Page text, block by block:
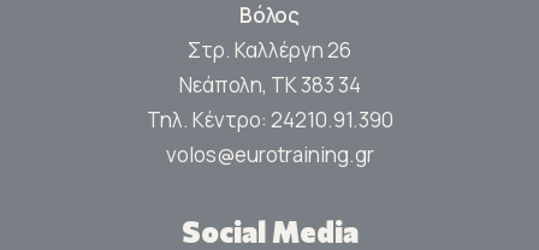
Βόλος
Στρ. Καλλέργη 26
Νεάπολη, ΤΚ 383 34
Τηλ. Κέντρο: 24210.91.390
volos@eurotraining.gr
Social Media